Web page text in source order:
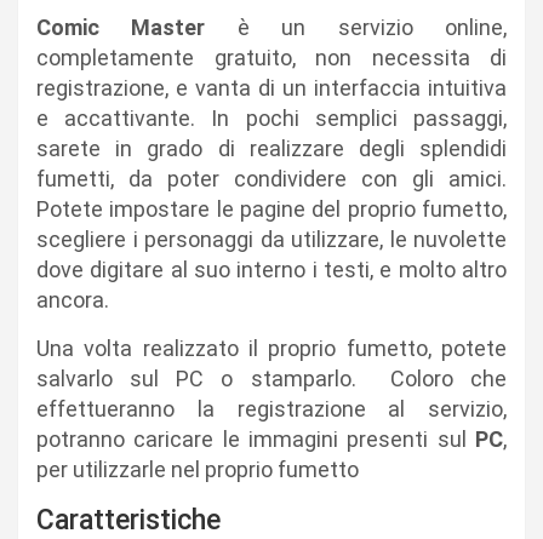
Comic Master è un servizio online,
completamente gratuito, non necessita di
registrazione, e vanta di un interfaccia intuitiva
e accattivante. In pochi semplici passaggi,
sarete in grado di realizzare degli splendidi
fumetti, da poter condividere con gli amici.
Potete impostare le pagine del proprio fumetto,
scegliere i personaggi da utilizzare, le nuvolette
dove digitare al suo interno i testi, e molto altro
ancora.
Una volta realizzato il proprio fumetto, potete
salvarlo sul PC o stamparlo. Coloro che
effettueranno la registrazione al servizio,
potranno caricare le immagini presenti sul PC,
per utilizzarle nel proprio fumetto
Caratteristiche